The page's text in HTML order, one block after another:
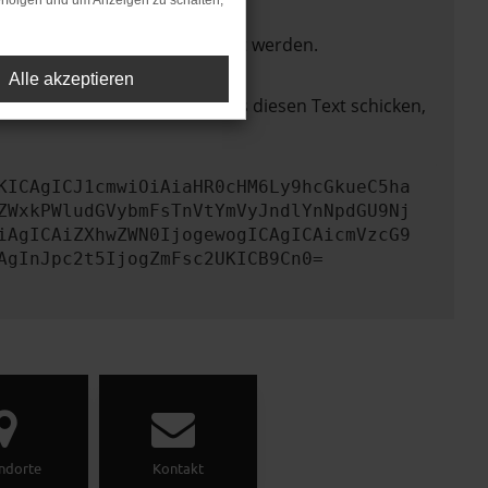
nicht mehr unterstützt werden.
zu beheben. Du kannst uns diesen Text schicken,
Kontakt
Alle akzeptieren